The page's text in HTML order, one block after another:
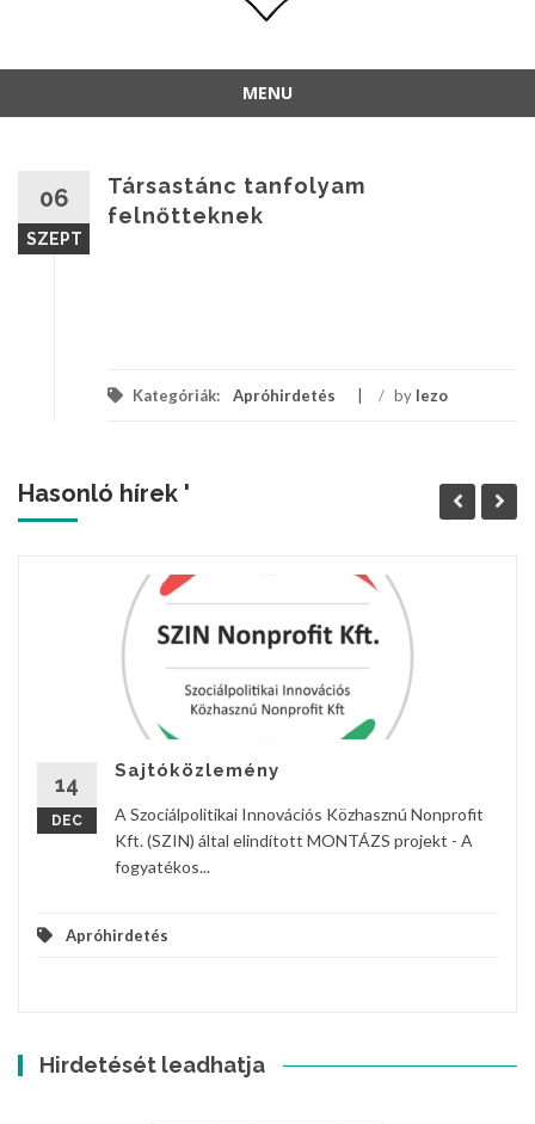
MENU
06
SZEPT
Társastánc tanfolyam
felnőtteknek
Kategóriák: Apróhirdetés / by lezo
Hasonló hírek '
14
DEC
Sajtóközlemény
A Szociálpolitikai Innovációs Közhasznú Nonprofit
Kft. (SZIN) által elindított MONTÁZS projekt - A
fogyatékos...
Apróhirdetés
Hirdetését leadhatja